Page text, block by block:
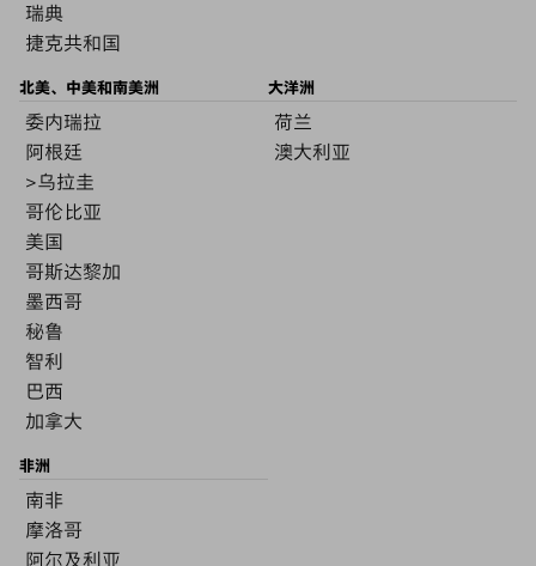
瑞典
捷克共和国
北美、中美和南美洲
委内瑞拉
阿根廷
>乌拉圭
哥伦比亚
美国
哥斯达黎加
墨西哥
秘鲁
智利
巴西
加拿大
大洋洲
荷兰
澳大利亚
非洲
南非
摩洛哥
阿尔及利亚